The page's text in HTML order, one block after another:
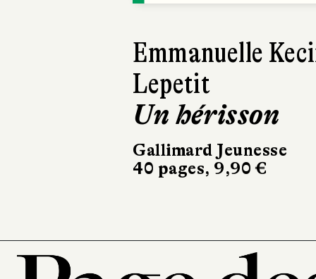
Emmanuelle
Lepetit
Un hérisson
Gallimard Jeunesse
40 pages, 9,90 €
Emmanuelle
Lepetit
Une
Gallimard
40 pages, 9,90 €